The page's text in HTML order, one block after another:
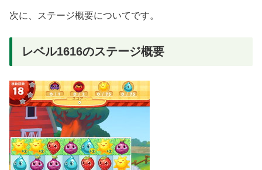
次に、ステージ概要についてです。
レベル1616のステージ概要